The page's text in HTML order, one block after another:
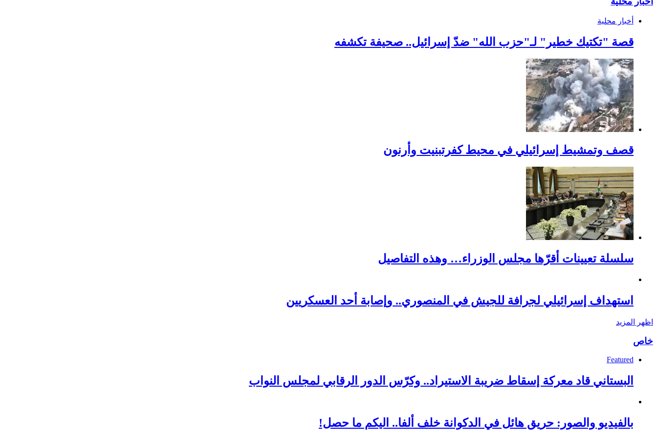
أخبار محلية
قصة "تكتيك خطير" لـ"حزب الله" ضدّ إسرائيل.. صحيفة تكشفه
قصف وتمشيط إسرائيلي في محيط كفرتبنيت وأرنون
سلسلة تعيينات أقرّها مجلس الوزراء… وهذه التفاصيل
استهداف إسرائيلي لجرافة للجيش في المنصوري.. وإصابة أحد العسكريين
اظهر المزيد
خاص
Featured
البستاني قاد معركة إسقاط ضريبة الاستيراد.. وكرّس الدور الرقابي لمجلس النواب
بالفيديو والصور: حريق هائل في الدكوانة خلف ألفا.. اليكم ما حصل!